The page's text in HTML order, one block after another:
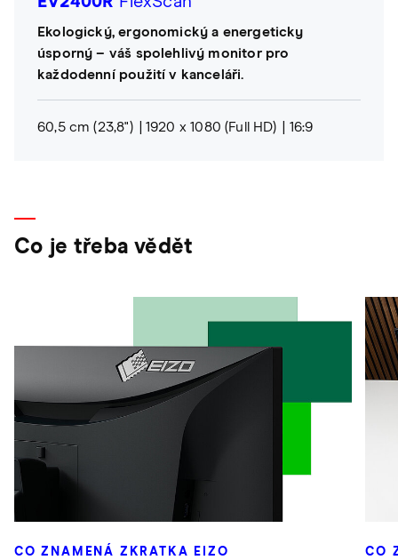
Ekologický, ergonomický a energeticky
úsporný – váš spolehlivý monitor pro
každodenní použití v kanceláři.
60,5 cm (23,8") 1920 x 1080 (Full HD) 16:9
Co je třeba vědět
CO ZNAMENÁ ZKRATKA EIZO CO